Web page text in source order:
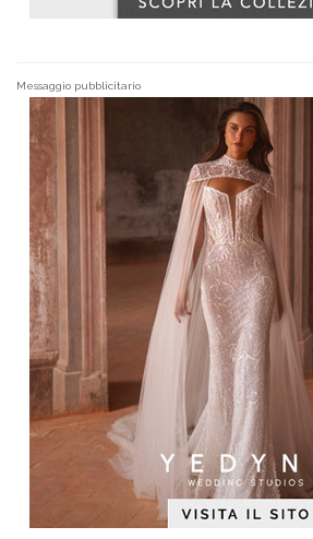
Messaggio pubblicitario